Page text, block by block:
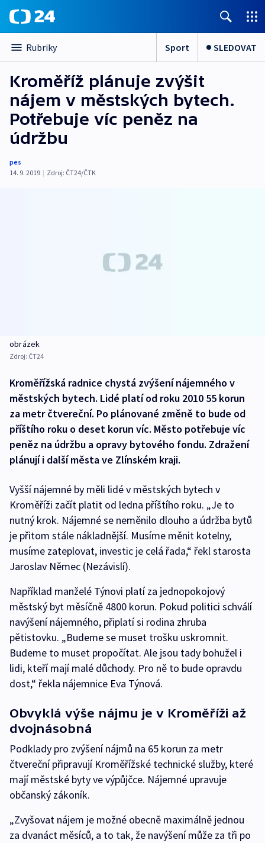
Rubriky Sport SLEDOVAT
Kroměříž plánuje zvýšit
nájem v městských bytech.
Potřebuje víc peněz na
údržbu
pes
14. 9. 2019 | Zdroj: ČT24/ČTK
obrázek
Zdroj: ČT24
Kroměřížská radnice chystá zvýšení nájemného v
městských bytech. Lidé platí od roku 2010 55 korun
za metr čtvereční. Po plánované změně to bude od
příštího roku o deset korun víc. Město potřebuje víc
peněz na údržbu a opravy bytového fondu. Zdražení
plánují i další města ve Zlínském kraji.
Vyšší nájemné by měli lidé v městských bytech v
Kroměříži začít platit od ledna příštího roku. „Je to
nutný krok. Nájemné se neměnilo dlouho a údržba bytů
je přitom stále nákladnější. Musíme měnit kotelny,
musíme zateplovat, investic je celá řada,“ řekl starosta
Jaroslav Němec (Nezávislí).
Například manželé Týnovi platí za jednopokojový
městský byt měsíčně 4800 korun. Pokud politici schválí
navýšení nájemného, připlatí si rodina zhruba
pětistovku. „Budeme se muset trošku uskromnit.
Budeme to muset propočítat. Ale jsou tady bohužel i
lidi, kteří mají malé důchody. Pro ně to bude opravdu
dost,“ řekla nájemnice Eva Týnová.
Obvyklá výše nájmu je v Kroměříži až
dvojnásobná
Podklady pro zvýšení nájmů na 65 korun za metr
čtvereční připravují Kroměřížské technické služby, které
mají městské byty ve výpůjčce. Nájemné upravuje
občanský zákoník.
„Zvyšovat nájem je možné obecně maximálně jednou
za dvanáct měsíců, a to tak, že navýšení může za tři po